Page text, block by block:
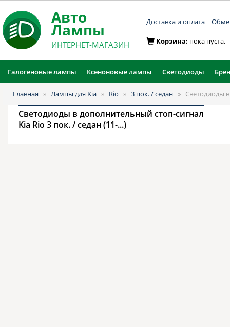
Авто
Лампы
ИНТЕРНЕТ-МАГАЗИН
Доставка и оплата
Корзина: пока пуста.
Галогеновые лампы Ксеноновые лампы Светодиоды
Главная » Лампы для Kia » Rio » 3 пок. / седан » Светодиоды
Светодиоды в дополнительный стоп-сигнал
Kia Rio 3 пок. / седан (11-...)